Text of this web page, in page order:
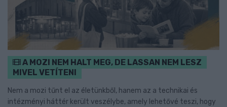
A MOZI NEM HALT MEG, DE LASSAN NEM LESZ
MIVEL VETÍTENI
Nem a mozi tűnt el az életünkből, hanem az a technikai és
intézményi háttér került veszélybe, amely lehetővé teszi, hogy